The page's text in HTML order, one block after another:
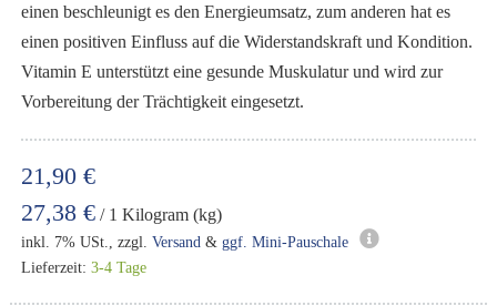
21,90 €
27,38 € / 1 Kilogram (kg)
inkl. 7% USt., zzgl.Versand &ggf. Mini-Pauschale
Lieferzeit:3-4 Tage
einen beschleunigt es den Energieumsatz, zum anderen hat es
einen positiven Einfluss auf die Widerstandskraft und Kondition.
Vitamin E unterstützt eine gesunde Muskulatur und wird zur
Vorbereitung der Trächtigkeit eingesetzt.